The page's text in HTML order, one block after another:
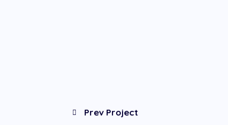
Prev Project